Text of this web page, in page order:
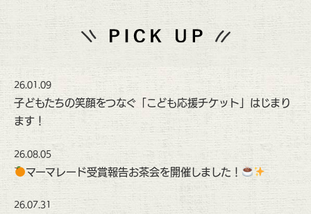
26.01.09
子どもたちの笑顔をつなぐ「こども応援チケット」はじまり
ます！
26.08.05
マーマレード受賞報告お茶会を開催しました！
26.07.31